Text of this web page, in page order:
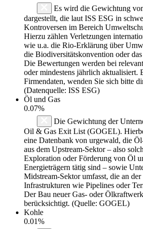
Es wird die Gewichtung
dargestellt, die laut ISS ESG in
Kontroversen im Bereich
Hierzu zählen Verletzungen
wie u.a. die Rio-Erklärung über
die Biodiversitätskonvention oder
Die Bewertungen werden bei
oder mindestens jährlich aktualisiert.
Firmendaten, wenden Sie sich bitte
(Datenquelle: ISS ESG)
Öl und Gas
0.07%
Die Gewichtung der
Oil & Gas Exit List (GOGEL).
eine Datenbank von urgewald, die
aus dem Upstream-Sektor – also
Exploration oder Förderung von Öl
Energieträgern tätig sind – sowie
Midstream-Sektor umfasst, die an
Infrastrukturen wie Pipelines oder
Der Bau neuer Gas- oder
berücksichtigt. (Quelle: GOGEL)
Kohle
0.01%